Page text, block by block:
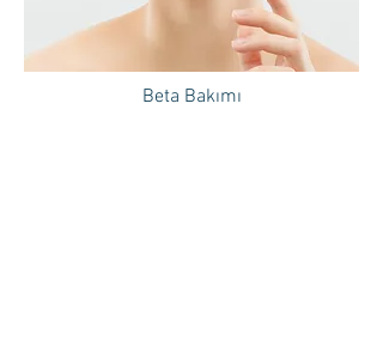
Beta Bakımı